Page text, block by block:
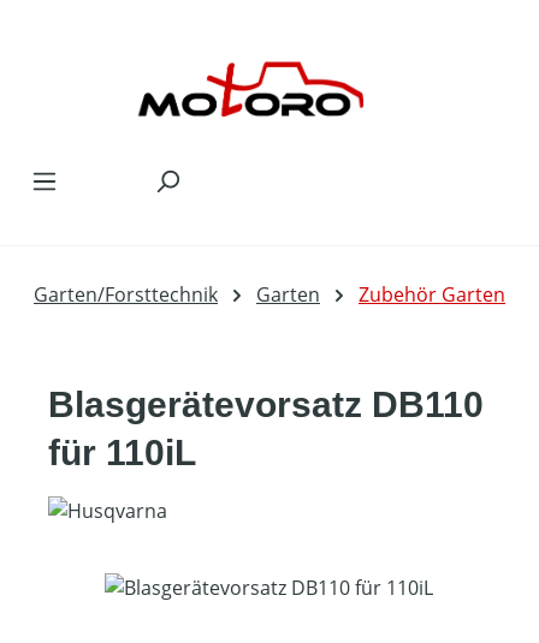
Garten/Forsttechnik Garten Zubehör Garten
Blasgerätevorsatz DB110
für 110iL
Bildergalerie überspringen